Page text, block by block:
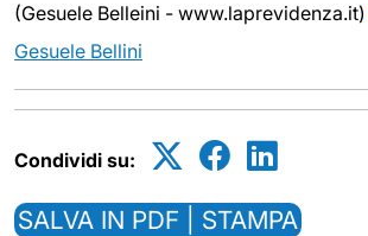
(Gesuele Belleini - www.laprevidenza.it)
Gesuele Bellini
Condividi su:
SALVA IN PDF | STAMPA